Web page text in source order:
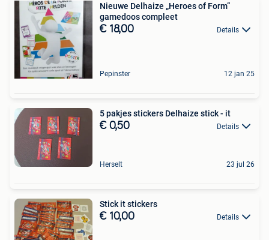
Nieuwe Delhaize „Heroes of Form”
gamedoos compleet
€ 18,00 Details
Pepinster 12 jan 25
5 pakjes stickers Delhaize stick - it
€ 0,50 Details
Herselt 23 jul 26
Stick it stickers
€ 10,00 Details